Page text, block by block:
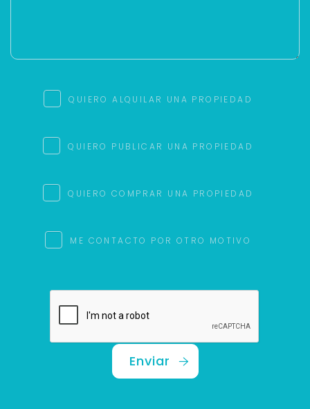
QUIERO ALQUILAR UNA PROPIEDAD
QUIERO PUBLICAR UNA PROPIEDAD
QUIERO COMPRAR UNA PROPIEDAD
ME CONTACTO POR OTRO MOTIVO
Enviar